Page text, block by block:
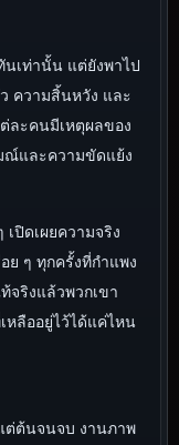
นเท่านั้น แต่ยังพาไป
ความสิ้นหวัง และ
ละคนมีเหตุผลของ
ณ์และความขัดแย้ง
ปิดเผยความจริง
ๆ ทุกครั้งที่กำแพง
จริงแล้วพวกเขา
หลืออยู่ไว้ได้แค่ไหน
ต่ต้นจนจบ งานภาพ